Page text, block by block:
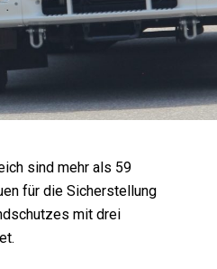
sind mehr als 59
für die Sicherstellung
mit drei